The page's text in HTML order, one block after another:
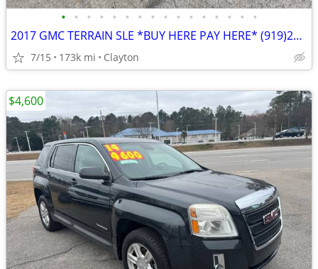
• • • • • • • • • • • • • • • •
2017 GMC TERRAIN SLE *BUY HERE PAY HERE* (919)243-1060
7/15 173k mi Clayton
$4,600